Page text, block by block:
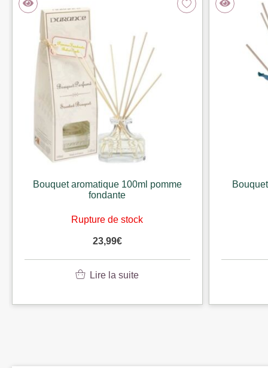
Bouquet aromatique 100ml pomme
fondante
Rupture de stock
23,99€
Lire la suite